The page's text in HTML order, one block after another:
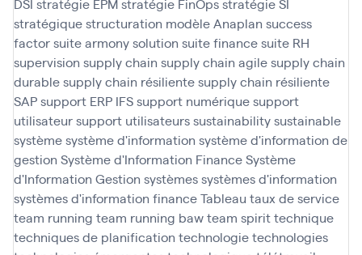
DSI stratégie EPMstratégie FinOpsstratégie SI
stratégiquestructuration modèle Anaplan success
factorsuite armony solution suite financesuite RH
supervision supply chain supply chain agilesupply chain
durablesupply chain résilientesupply chain résiliente
SAPsupport ERP IFSsupport numériquesupport
utilisateursupport utilisateurssustainabilitysustainable
systèmesystème d'information système d'information de
gestion Système d'Information FinanceSystème
d'Information Gestion systèmessystèmes d'information
systèmes d'information financeTableau taux de service
team running team running bawteam spirittechnique
techniques de planification technologietechnologies